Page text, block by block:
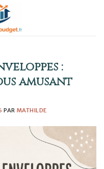
:
amusant
PAR MATHILDE